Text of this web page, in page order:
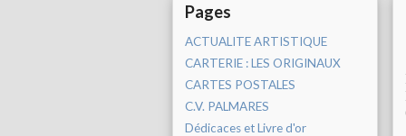
Pages
ACTUALITE ARTISTIQUE
CARTERIE : LES ORIGINAUX
CARTES POSTALES
C.V. PALMARES
Dédicaces et Livre d'or